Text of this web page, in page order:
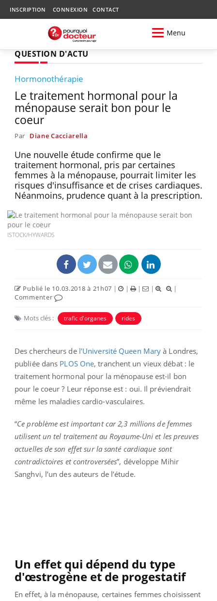
INSCRIPTION CONNEXION CONTACT
Menu
QUESTION D'ACTU
Hormonothérapie
Le traitement hormonal pour la
ménopause serait bon pour le
coeur
Par Diane Cacciarella
Une nouvelle étude confirme que le
traitement hormonal, pris par certaines
femmes à la ménopause, pourrait limiter les
risques d'insuffisance et de crises cardiaques.
Néanmoins, prudence quant à la prescription.
ISTOCK/HYWARDS
Publié le 10.03.2018 à 21h07 | | | |
|
Commenter
Mots clés : trafic d'organes rides
Des chercheurs de l’Université Queen Mary à Londres,
publiée dans PLOS One, tranchent un vieux débat : le
traitement hormonal pour la ménopause est-il bon
pour le coeur ? Leur réponse est : oui. Il préviendrait
même les maladies cardio-vasculaires.
“Ce problème est important car 2,3 millions de femmes
utilisent un tel traitement au Royaume-Uni et les preuves
actuelles de son effet sur la santé cardiaque sont
contradictoires et controversées”, développe Mihir
Sanghvi, l’un des auteurs de l’étude.
Un effet qui dépend du type
d'œstrogène et de progestatif
En effet, à la ménopause, certaines femmes choisissent